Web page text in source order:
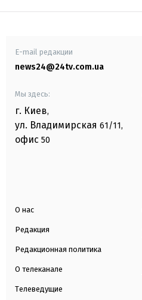
E-mail редакции
news24@24tv.com.ua
Мы здесь:
г. Киев,
ул. Владимирская 61/11,
офис 50
О нас
Редакция
Редакционная политика
О телеканале
Телеведущие